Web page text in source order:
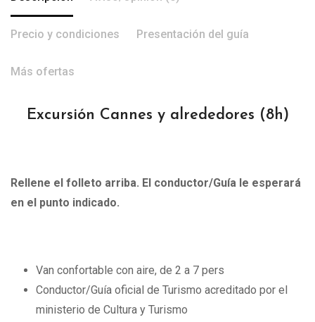
Precio y condiciones Presentación del guía
Más ofertas
Excursión Cannes y alrededores (8h)
Rellene el folleto arriba. El conductor/Guía le esperará
en el punto indicado.
Van confortable con aire, de 2 a 7 pers
Conductor/Guía oficial de Turismo acreditado por el
ministerio de Cultura y Turismo